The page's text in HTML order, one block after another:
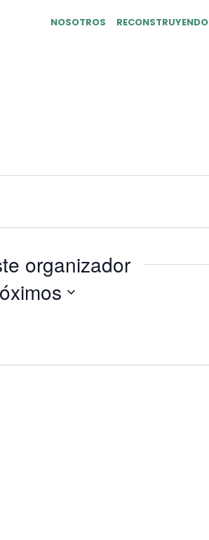
NOSOTROS RECONSTRUYENDO
organizador